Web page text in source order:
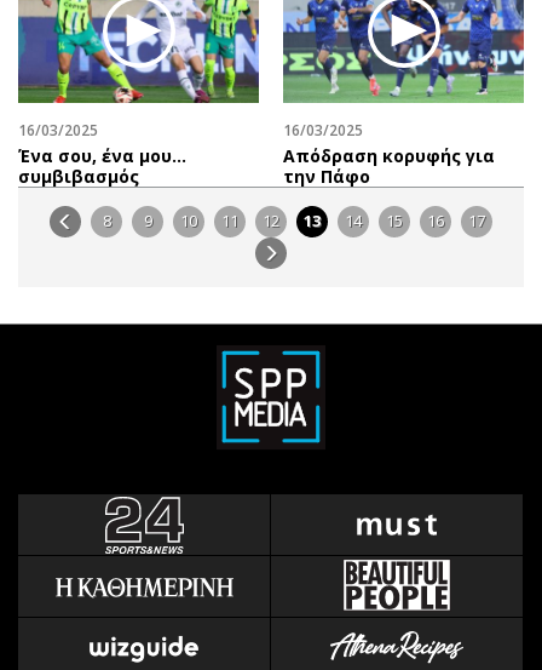
16/03/2025
Ένα σου, ένα μου…
συμβιβασμός
16/03/2025
Απόδραση κορυφής για
την Πάφο
8 9 10 11 12 13 14 15 16 17